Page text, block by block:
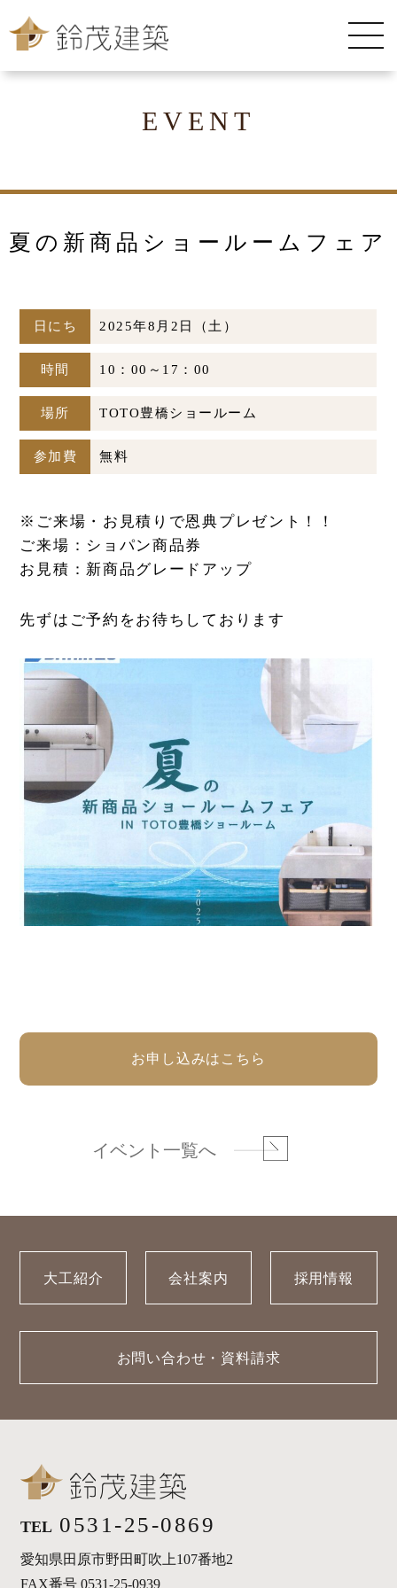
EVENT
夏の新商品ショールームフェア
日にち 2025年8月2日（土）
時間 10：00～17：00
場所 TOTO豊橋ショールーム
参加費 無料
※ご来場・お見積りで恩典プレゼント！！
ご来場：ショパン商品券
お見積：新商品グレードアップ
先ずはご予約をお待ちしております
イベント一覧へ
大工紹介 会社案内 採用情報
お問い合わせ・資料請求
TEL 0531-25-0869
愛知県田原市野田町吹上107番地2
FAX番号 0531-25-0939
ブログ
イベント
大工紹介
・資料請求
商品紹介
・MUKU
・DENTOU
・MARUTA
家（施工事例一覧）
・MUKUの家一覧
・DENTOUの家一覧
・MARUTAの家一覧
鈴茂の家づくり
建物いろいろ
お家見守り隊
土地について